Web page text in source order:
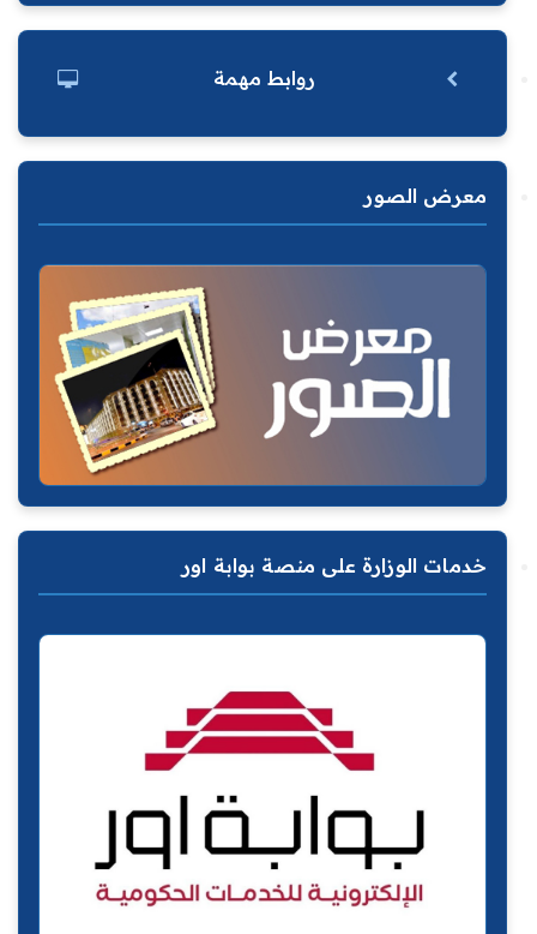
روابط مهمة
معرض الصور
خدمات الوزارة على منصة بوابة اور